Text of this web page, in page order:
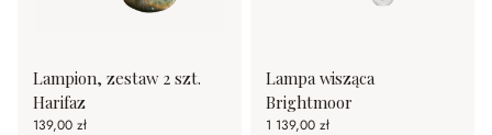
Lampion, zestaw 2 szt.
Harifaz
139,00 zł
Lampa wisząca
Brightmoor
1 139,00 zł